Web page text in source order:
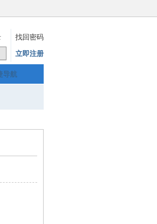
找回密码
立即注册
导航